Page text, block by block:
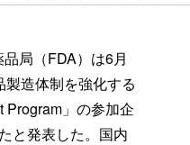
局（FDA）は6月
造体制を強化する
Program」の参加企
と発表した。国内